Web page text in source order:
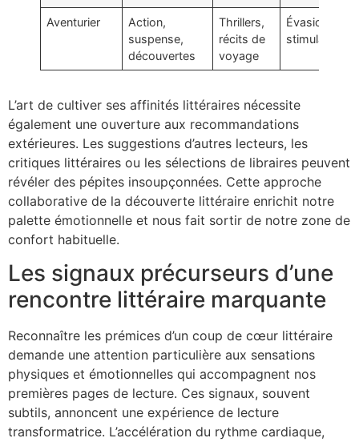
Aventurier
Action,
suspense,
découvertes
Thrillers,
récits de
voyage
Évasion,
stimulation
L’art de cultiver ses affinités littéraires nécessite
également une ouverture aux recommandations
extérieures. Les suggestions d’autres lecteurs, les
critiques littéraires ou les sélections de libraires peuvent
révéler des pépites insoupçonnées. Cette approche
collaborative de la découverte littéraire enrichit notre
palette émotionnelle et nous fait sortir de notre zone de
confort habituelle.
Les signaux précurseurs d’une
rencontre littéraire marquante
Reconnaître les prémices d’un coup de cœur littéraire
demande une attention particulière aux sensations
physiques et émotionnelles qui accompagnent nos
premières pages de lecture. Ces signaux, souvent
subtils, annoncent une expérience de lecture
transformatrice. L’accélération du rythme cardiaque,